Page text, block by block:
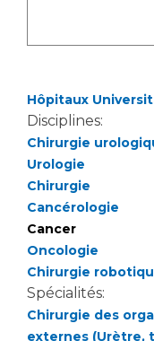
Maladies
Maternité
Vos
Plateforme
Presse /
Communiqués de
Dossiers de presse
Médiathèque
Hôpitaux
Disciplines:
Chirurgie
Urologie
Chirurgie
Cancérologie
Cancer
Oncologie
Chirurgie
Spécialités:
Chirurgie des
externes (Urètre,